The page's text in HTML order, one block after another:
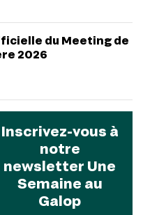
du Meeting de
2026
Inscrivez-vous à
notre
newsletter Une
Semaine au
Galop